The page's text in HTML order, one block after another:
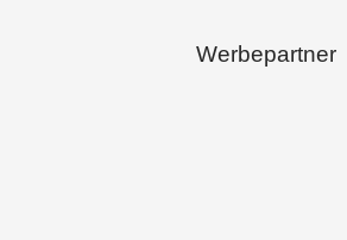
Werbepartner